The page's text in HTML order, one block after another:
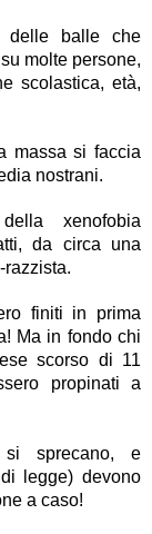
delle balle che
molte persone,
scolastica, età,
massa si faccia
nostrani.
xenofobia
da circa una
razzista.
finiti in prima
Ma in fondo chi
scorso di 11
propinati a
sprecano, e
legge) devono
a caso!